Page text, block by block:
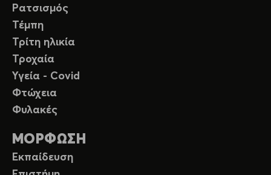
Ρατσισμός
Τέμπη
Τρίτη ηλικία
Τροχαία
Υγεία - Covid
Φτώχεια
Φυλακές
ΜΟΡΦΩΣΗ
Εκπαίδευση